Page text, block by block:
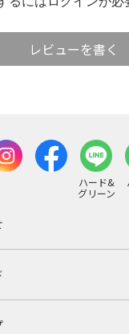
レビューを書く
ハード&
グリーン